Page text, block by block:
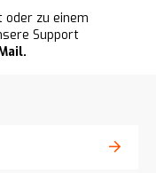
oder zu einem
Support